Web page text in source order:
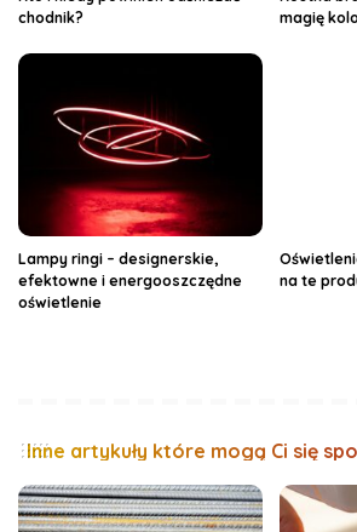
chodnik?
magię
Lampy ringi – designerskie,
efektowne i energooszczędne
oświetlenie
na te
Inne artykuły które mogą Ci się